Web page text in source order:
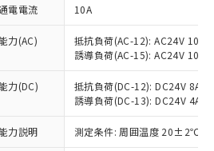
電電流 10A
力(AC)
抵抗負荷(AC-12): AC24V 10A/
誘導負荷(AC-15): AC24V
力(DC)
抵抗負荷(DC-12): DC24V 8A/
誘導負荷(DC-13): DC24V 4A/
力説明 測定条件: 周囲温度 20±2℃、
読みいただき、同意のうえ
。
は、当社制御機器事業取扱
在庫状況および標準価格
指令（10物質）の非含
品に切り替える予定のある
EU RoHS指令（10物質）の
の商品で、対応品を出す予
。
EU RoHS指令（10物質）の
況を調査中または確認中の
表